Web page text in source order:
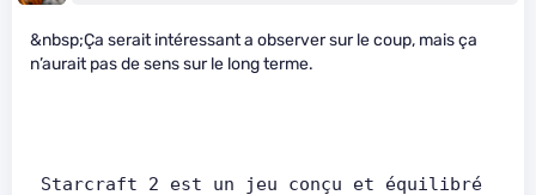
&nbsp;Ça serait intéressant a observer sur le coup, mais ça
n’aurait pas de sens sur le long terme.